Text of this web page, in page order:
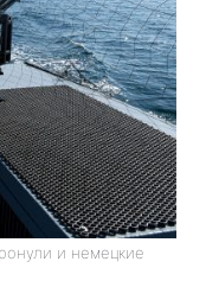
и немецкие